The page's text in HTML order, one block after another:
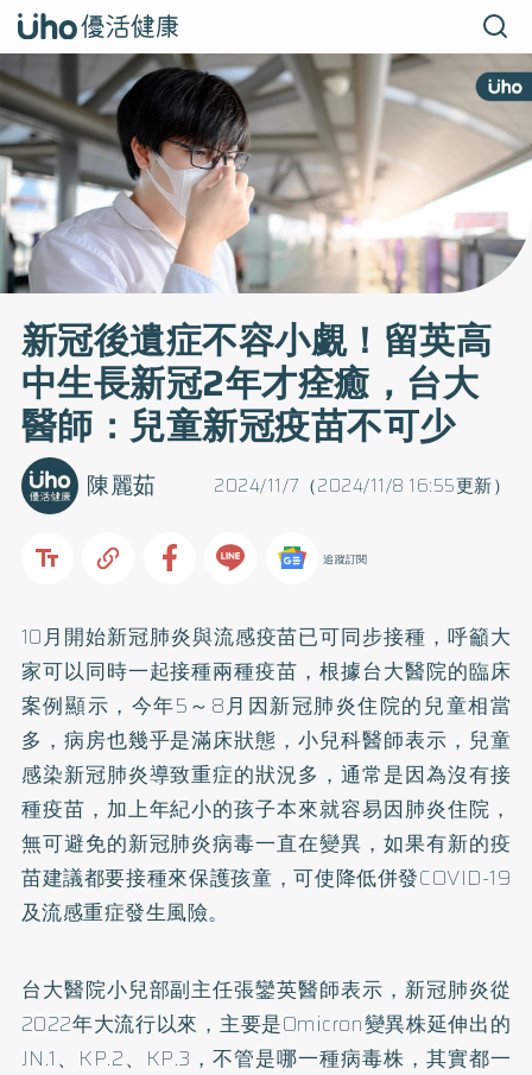
新冠後遺症不容小覷！留英高
中生長新冠2年才痊癒，台大
醫師：兒童新冠疫苗不可少
2024/11/7（2024/11/8 16:55更新）
陳麗茹
追蹤訂閱
10月開始新冠肺炎與流感疫苗已可同步接種，呼籲大
家可以同時一起接種兩種疫苗，根據台大醫院的臨床
案例顯示，今年5～8月因新冠肺炎住院的兒童相當
多，病房也幾乎是滿床狀態，小兒科醫師表示，兒童
感染新冠肺炎導致重症的狀況多，通常是因為沒有接
種疫苗，加上年紀小的孩子本來就容易因肺炎住院，
無可避免的新冠肺炎病毒一直在變異，如果有新的疫
苗建議都要接種來保護孩童，可使降低併發COVID-19
及流感重症發生風險。
台大醫院小兒部副主任張鑾英醫師表示，新冠肺炎從
2022年大流行以來，主要是Omicron變異株延伸出的
JN.1、KP.2、KP.3，不管是哪一種病毒株，其實都一